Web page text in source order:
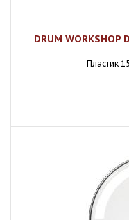
DRUM
Пластик